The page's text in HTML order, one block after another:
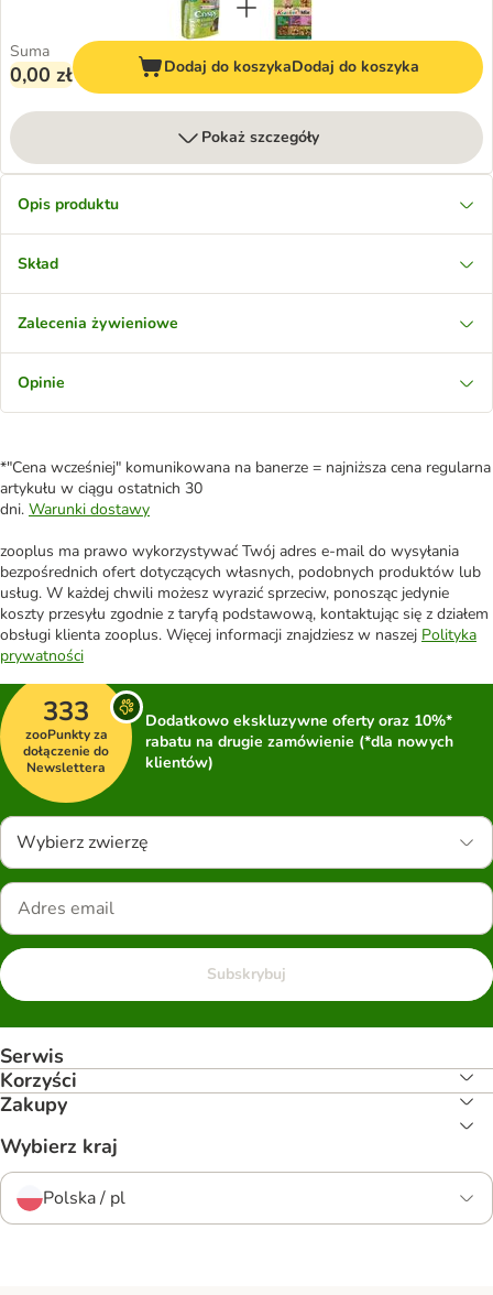
Suma
0,00 zł Dodaj do koszykaDodaj do koszyka
Pokaż szczegóły
Opis produktu
Skład
Zalecenia żywieniowe
Opinie
*"Cena wcześniej" komunikowana na banerze = najniższa cena regularna
artykułu w ciągu ostatnich 30
dni. Warunki dostawy
zooplus ma prawo wykorzystywać Twój adres e-mail do wysyłania
bezpośrednich ofert dotyczących własnych, podobnych produktów lub
usług. W każdej chwili możesz wyrazić sprzeciw, ponosząc jedynie
koszty przesyłu zgodnie z taryfą podstawową, kontaktując się z działem
obsługi klienta zooplus. Więcej informacji znajdziesz w naszej Polityka
prywatności
333
zooPunkty za
dołączenie do
Newslettera
Dodatkowo ekskluzywne oferty oraz 10%*
rabatu na drugie zamówienie (*dla nowych
klientów)
Wybierz zwierzę
Subskrybuj
Serwis
Korzyści
Zakupy
Wybierz kraj
Polska / pl